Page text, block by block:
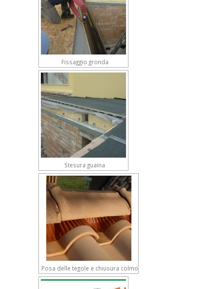
Fissaggio gronda
Stesura guaina
Posa delle tegole e chiusura colmo